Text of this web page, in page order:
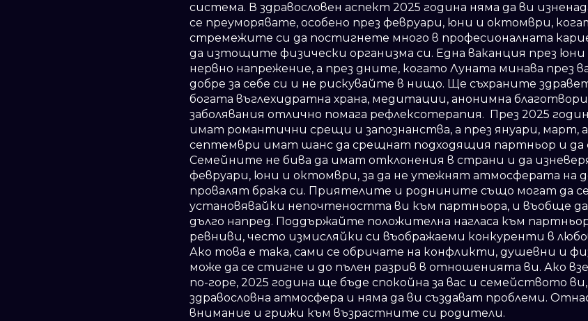
система. В здравословен аспект 2025 година няма да ви
се преуморявате, особено през февруари, юни и октомври,
стремежите си да постигнете много в професионалната
да изтощите физически организма си. Една ваканция през
нервно напрежение, а през дните, когато Луната минава през
добре за себе си и не рискувайте в нищо. Ще съхраните
богата въглехидратна храна, медитации, анонимна
заболявания отлично помага рефлексотерапия. През 2025
имат романтични срещи и запознанства, а през януари, март,
септември имат шанс да срещнат подходящия партньор и да
Семейните не бива да имат отклонения в страни и да
февруари, юни и октомври, за да не утежнят атмосферата на
провалят брака си. Приятелите и роднините също могат да
установявайки непочтеността ви към партньора, и въобще
дълго напред. Поддържайте положителна нагласа към
ревниви, често измисляйки си въображаеми конкуренти в
Ако това е така, сами се обричате на конфликти, душевни и
може да се стигне и до пълен разрив в отношенията ви. Ако
по-горе, 2025 година ще бъде спокойна за вас и семейството
здравословна атмосфера и няма да ви създават проблеми.
внимание и грижи към възрастните си родители.